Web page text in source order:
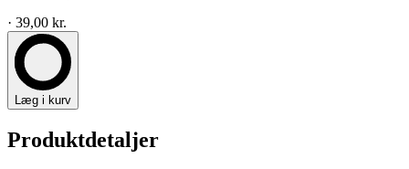
· 39,00 kr.
Læg i kurv
Produktdetaljer